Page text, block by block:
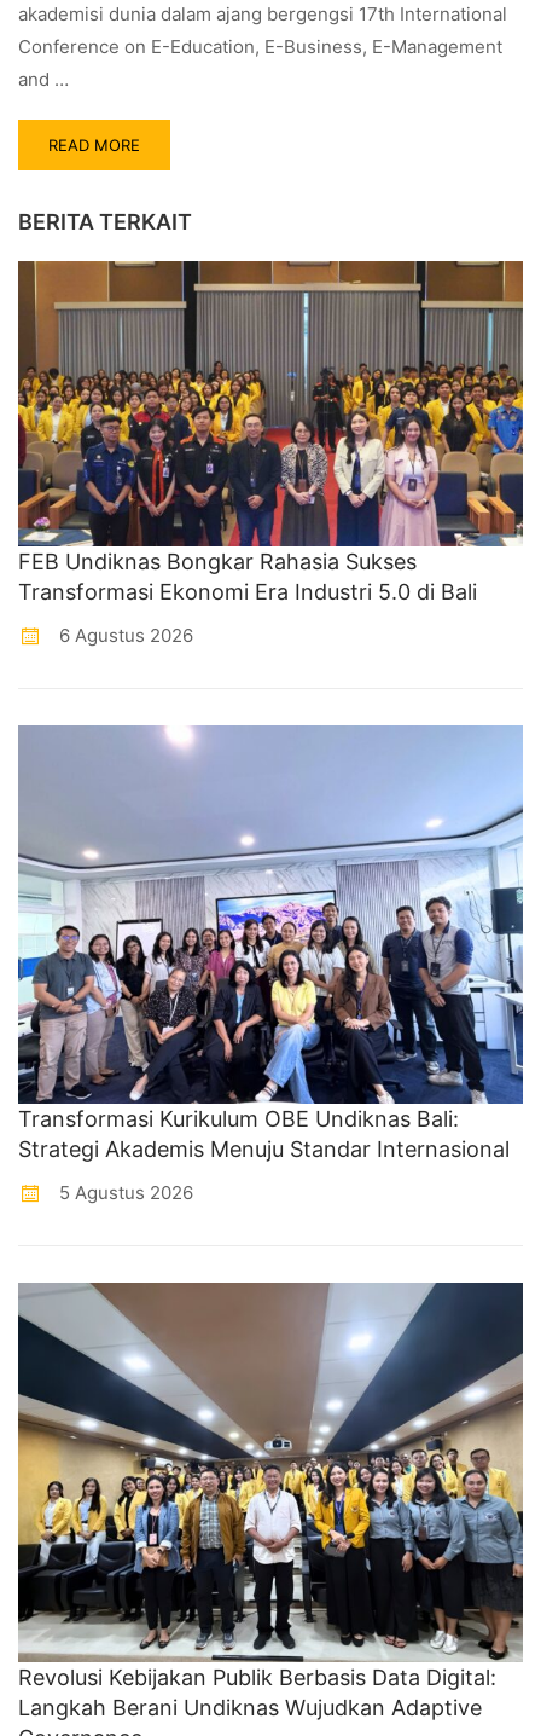
akademisi dunia dalam ajang bergengsi 17th International
Conference on E-Education, E-Business, E-Management
and …
READ MORE
BERITA TERKAIT
FEB Undiknas Bongkar Rahasia Sukses
Transformasi Ekonomi Era Industri 5.0 di Bali
6 Agustus 2026
Transformasi Kurikulum OBE Undiknas Bali:
Strategi Akademis Menuju Standar Internasional
5 Agustus 2026
Revolusi Kebijakan Publik Berbasis Data Digital:
Langkah Berani Undiknas Wujudkan Adaptive